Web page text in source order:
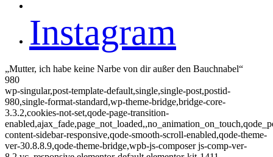
Instagram
„Mutter, ich habe keine Narbe von dir außer den Bauchnabel“
980
wp-singular,post-template-default,single,single-post,postid-
980,single-format-standard,wp-theme-bridge,bridge-core-
3.3.2,cookies-not-set,qode-page-transition-
content-sidebar-responsive,qode-smooth-scroll-enabled,qode-theme-
ver-30.8.8.9,qode-theme-bridge,wpb-js-composer js-comp-ver-